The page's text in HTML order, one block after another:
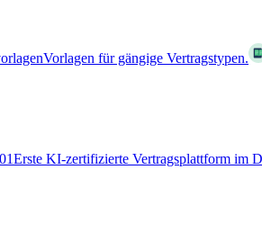
Vorlagen für gängige Vertragstypen.
Erste KI-zertifizierte Vertragsplattform im